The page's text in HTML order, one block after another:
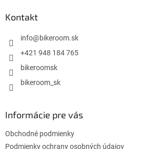
Kontakt
info@bikeroom.sk
+421 948 184 765
bikeroomsk
bikeroom_sk
Informácie pre vás
Obchodné podmienky
Podmienky ochrany osobných údajov